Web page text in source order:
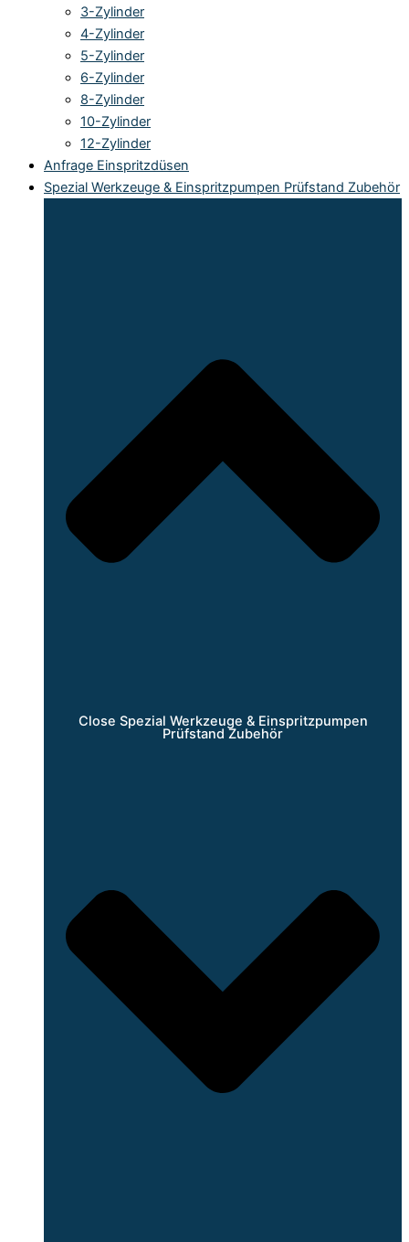
3-Zylinder
4-Zylinder
5-Zylinder
6-Zylinder
8-Zylinder
10-Zylinder
12-Zylinder
Anfrage Einspritzdüsen
Spezial Werkzeuge & Einspritzpumpen Prüfstand Zubehör
Close Spezial Werkzeuge & Einspritzpumpen
Prüfstand Zubehör